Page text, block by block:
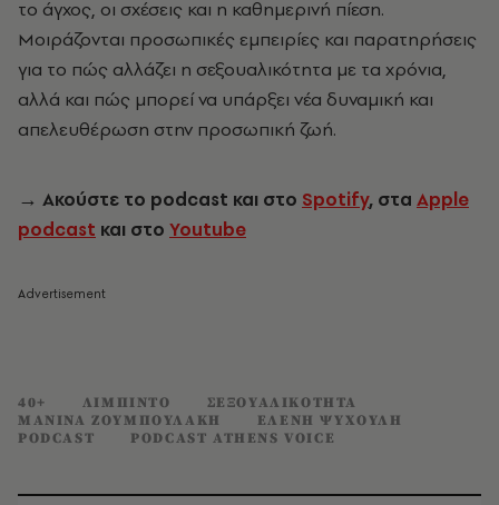
το άγχος, οι σχέσεις και η καθημερινή πίεση.
Μοιράζονται προσωπικές εμπειρίες και παρατηρήσεις
για το πώς αλλάζει η σεξουαλικότητα με τα χρόνια,
αλλά και πώς μπορεί να υπάρξει νέα δυναμική και
απελευθέρωση στην προσωπική ζωή.
→ Ακούστε το podcast και στο Spotify, στα Apple
podcast και στο Youtube
40+ ΛΙΜΠΙΝΤΟ
ΣΕΞΟΥΑΛΙΚΟΤΗΤΑ
ΜΑΝΙΝΑ ΖΟΥΜΠΟΥΛΑΚΗ
ΕΛΕΝΗ ΨΥΧΟΥΛΗ
PODCAST
PODCAST ATHENS VOICE